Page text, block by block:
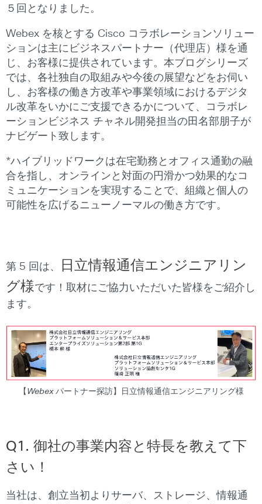
５回となりました。
Webex を核とする Cisco コラボレーションソリュー
ションは主にビジネスパートナー（代理店）様を通
じ、お客様に提供されています。本ブログシリーズ
では、各社独自の取組みや今後の展望などをお伺い
し、お客様の働き方改革や事業領域におけるデジタ
ル改革をいかにご支援できるかについて、コラボレ
ーションビジネス チャネル開発担当の田名部朋子が
ナビゲート致します。
*ハイブリッドワークは在宅勤務とオフィス通勤の融
合を指し、オンラインと対面の円滑かつ効果的なコ
ミュニケーションを実現することで、組織と個人の
可能性を広げるニューノーマルの働き方です。
第 5 回は、
日立情報通信エンジニアリン
グ様です！取材にご協力いただいた皆様をご紹介し
ます。
【Webex パートナー探訪】日立情報通信エンジニアリング様
Q1. 御社の事業内容と特長を教えて下
さい！
当社は、創立当初よりサーバ、ストレージ、情報通